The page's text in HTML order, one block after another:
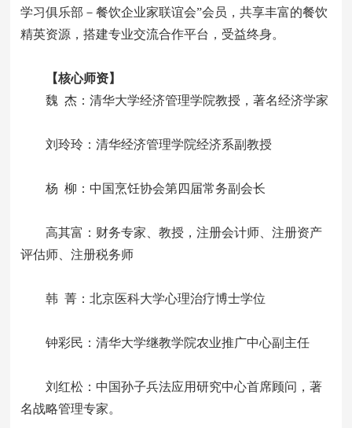
学习俱乐部－餐饮企业家联谊会”会员，共享丰富的餐饮
精英资源，搭建专业交流合作平台，受益终身。
【核心师资】
魏 杰：清华大学经济管理学院教授，著名经济学家
刘玲玲：清华经济管理学院经济系副教授
杨 柳：中国烹饪协会第四届常务副会长
高其富：财务专家、教授，注册会计师、注册资产
评估师、注册税务师
韩 菁：北京医科大学心理治疗博士学位
钟彩民：清华大学继教学院农业推广中心副主任
刘红松：中国孙子兵法应用研究中心首席顾问，著
名战略管理专家。